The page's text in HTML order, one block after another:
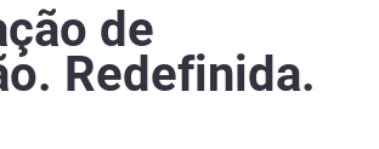
de
Redefinida.